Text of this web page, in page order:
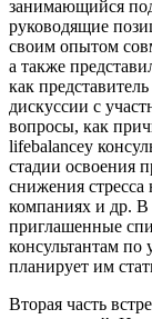
занимающийся
руководящие
своим опытом
а также
как
дискуссии с
вопросы, как
lifebalanceу
стадии освоения
снижения стресса
компаниях и др. В
приглашенные
консультантам по
планирует им
Вторая часть